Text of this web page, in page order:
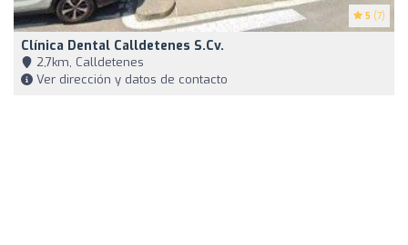
5 (7)
Clínica Dental Calldetenes S.Cv.
2,7km, Calldetenes
Ver dirección y datos de contacto